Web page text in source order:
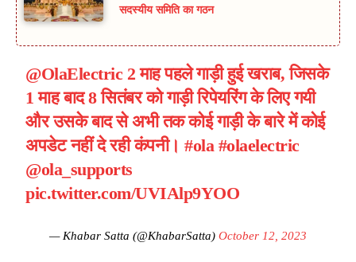
सदस्यीय समिति का गठन
@OlaElectric2 माह पहले गाड़ी हुई खराब, जिसके
1 माह बाद 8 सितंबर को गाड़ी रिपेयरिंग के लिए गयी
और उसके बाद से अभी तक कोई गाड़ी के बारे में कोई
अपडेट नहीं दे रही कंपनी।#ola #olaelectric
@ola_supports
pic.twitter.com/UVIAlp9YOO
— Khabar Satta (@KhabarSatta) October 12, 2023